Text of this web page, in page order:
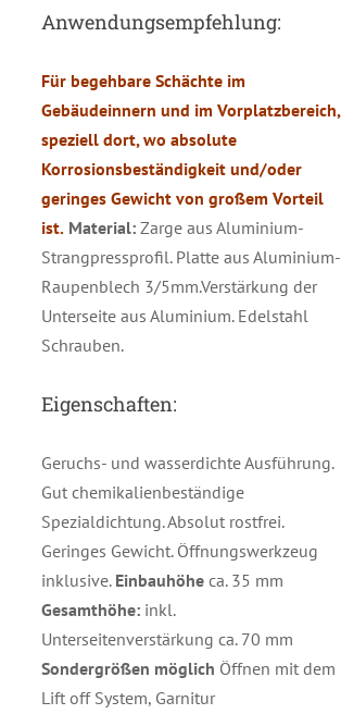
Anwendungsempfehlung:
Für begehbare Schächte im
Gebäudeinnern und im Vorplatzbereich,
speziell dort, wo absolute
Korrosionsbeständigkeit und/oder
geringes Gewicht von großem Vorteil
ist. Material:Zarge aus Aluminium-
Strangpressprofil. Platte aus Aluminium-
Raupenblech 3/5mm.Verstärkung der
Unterseite aus Aluminium. Edelstahl
Schrauben.
Eigenschaften:
Geruchs- und wasserdichte Ausführung.
Gut chemikalienbeständige
Spezialdichtung. Absolut rostfrei.
Geringes Gewicht. Öffnungswerkzeug
inklusive. Einbauhöheca. 35 mm
Gesamthöhe:inkl.
Unterseitenverstärkung ca. 70 mm
Sondergrößen möglich Öffnen mit dem
Lift off System, Garnitur